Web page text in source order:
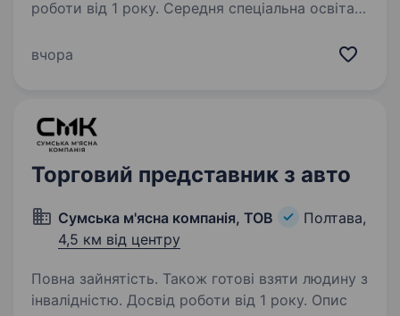
роботи від 1 року. Середня спеціальна освіта.
дистриб'ютор. Надає комплексні послуги
та nonfood. Дистрибуторський портфель
формують тютюнові вироби,…
вчора
Торговий представник з авто
Сумська м'ясна компанія, ТОВ
Полтава,
4,5 км від центру
Повна зайнятість. Також готові взяти людину з
інвалідністю. Досвід роботи від 1 року. Опис